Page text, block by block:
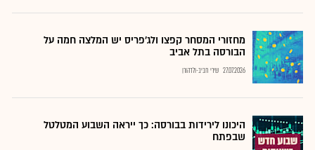
מחזורי המסחר קפצו ולג'פריס יש המלצה חמה על
הבורסה בתל אביב
27.07.2026 שירי חביב-ולדהורן
היכונו לירידות בבורסה: כך ייראה השבוע המטלטל
שבפתח